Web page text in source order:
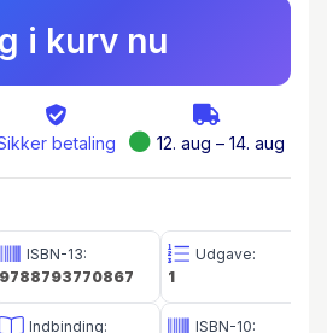
sten, grene og
naturmaterialer, affald
hjem til små dyr i haven, en
bamsehospital og meget
og tag på skralde eventyr.
kan, på en
i kurv nu
betaling 12. aug – 14. aug
ISBN-13:
9788793770867
Indbinding:
Udgave:
1
ISBN-10: